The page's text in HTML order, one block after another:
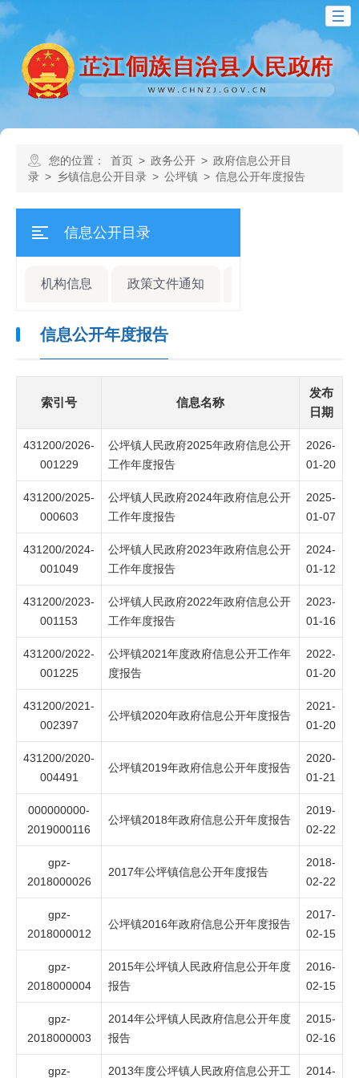
您的位置： 首页 > 政务公开 > 政府信息公开目
录 > 乡镇信息公开目录 > 公坪镇 > 信息公开年度报告
信息公开目录
机构信息 政策文件通知
信息公开年度报告
索引号 信息名称
发布
日期
431200/2026-
001229
公坪镇人民政府2025年政府信息公开
工作年度报告
2026-
01-20
431200/2025-
000603
公坪镇人民政府2024年政府信息公开
工作年度报告
2025-
01-07
431200/2024-
001049
公坪镇人民政府2023年政府信息公开
工作年度报告
2024-
01-12
431200/2023-
001153
公坪镇人民政府2022年政府信息公开
工作年度报告
2023-
01-16
431200/2022-
001225
公坪镇2021年度政府信息公开工作年
度报告
2022-
01-20
431200/2021-
002397
公坪镇2020年政府信息公开年度报告
2021-
01-20
431200/2020-
004491
公坪镇2019年政府信息公开年度报告
2020-
01-21
000000000-
2019000116
公坪镇2018年政府信息公开年度报告
2019-
02-22
gpz-
2018000026
2017年公坪镇信息公开年度报告
2018-
02-22
gpz-
2018000012
公坪镇2016年政府信息公开年度报告
2017-
02-15
gpz-
2018000004
2015年公坪镇人民政府信息公开年度
报告
2016-
02-15
gpz-
2018000003
2014年公坪镇人民政府信息公开年度
报告
2015-
02-16
gpz- 2013年度公坪镇人民政府信息公开工 2014-